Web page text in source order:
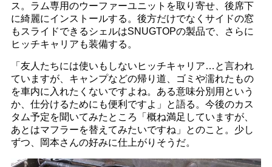
ス。ラム専用のウーファーユニットを取り寄せ、後席下
に綺麗にインストールする。後方だけでなくサイドの窓
もスライドできるシェルはSNUGTOPの製品で、さらに
ヒッチキャリアも装備する。
「友人たちには使いもしないヒッチキャリア…と言われ
ていますが、キャンプなどの帰り道、ゴミや濡れたもの
を車内に入れたくないですよね。ある意味分別用という
か、仕分けるためにも便利ですよ」と語る。今後のカス
タム予定を聞いてみたところ「概ね満足していますが、
あとはマフラーを替えてみたいですね」とのこと。少し
ずつ、岡本さんの好みに仕上がりそうだ。